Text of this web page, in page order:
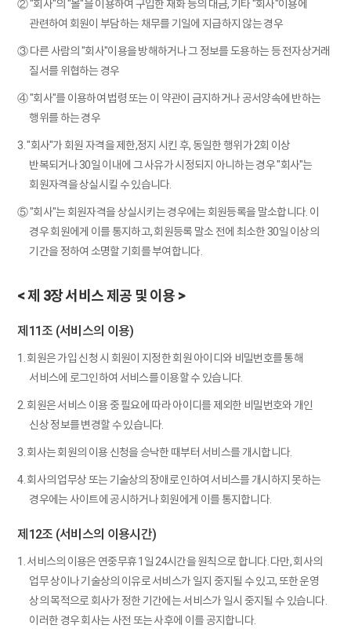
② "회사"의 "몰"을 이용하여 구입한 재화 등의 대금, 기타 "회사"이용에
관련하여 회원이 부담하는 채무를 기일에 지급하지 않는 경우
③ 다른 사람의 "회사"이용을 방해하거나 그 정보를 도용하는 등 전자상거래
질서를 위협하는 경우
④ "회사"를 이용하여 법령 또는 이 약관이 금지하거나 공서양속에 반하는
행위를 하는 경우
3. "회사"가 회원 자격을 제한,정지 시킨 후, 동일한 행위가 2회 이상
반복되거나 30일 이내에 그 사유가 시정되지 아니하는 경우 "회사"는
회원자격을 상실시킬 수 있습니다.
⑤ "회사"는 회원자격을 상실시키는 경우에는 회원등록을 말소합니다. 이
경우 회원에게 이를 통지하고, 회원등록 말소 전에 최소한 30일 이상의
기간을 정하여 소명할 기회를 부여합니다.
< 제 3장 서비스 제공 및 이용 >
제11조 (서비스의 이용)
1. 회원은 가입 신청 시 회원이 지정한 회원 아이디와 비밀번호를 통해
서비스에 로그인하여 서비스를 이용할 수 있습니다.
2. 회원은 서비스 이용 중 필요에 따라 아이디를 제외한 비밀번호와 개인
신상 정보를 변경할 수 있습니다.
3. 회사는 회원의 이용 신청을 승낙한 때부터 서비스를 개시합니다.
4. 회사의 업무상 또는 기술상의 장애로 인하여 서비스를 개시하지 못하는
경우에는 사이트에 공시하거나 회원에게 이를 통지합니다.
제12조 (서비스의 이용시간)
1. 서비스의 이용은 연중무휴 1일 24시간을 원칙으로 합니다. 다만, 회사의
업무 상이나 기술상의 이유로 서비스가 일지 중지될 수 있고, 또한 운영
상의 목적으로 회사가 정한 기간에는 서비스가 일시 중지될 수 있습니다.
이러한 경우 회사는 사전 또는 사후에 이를 공지합니다.